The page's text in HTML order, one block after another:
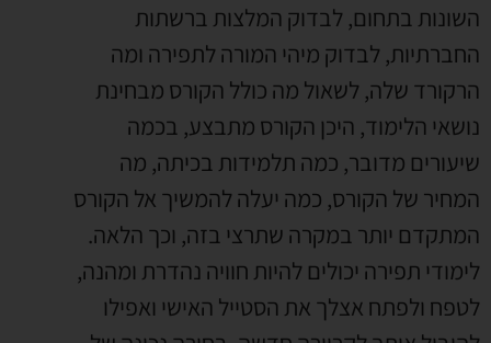
השונות בתחום, לבדוק המלצות ברשתות
החברתיות, לבדוק מיהי המורה לתפירה ומה
הרקורד שלה, לשאול מה כולל הקורס מבחינת
נושאי הלימוד, היכן הקורס מתבצע, בכמה
שיעורים מדובר, כמה תלמידות בכיתה, מה
המחיר של הקורס, כמה יעלה להמשיך אל הקורס
המתקדם יותר במקרה שתרצי בזה, וכך הלאה.
לימודי תפירה יכולים להיות חוויה נהדרת ומהנה,
לטפח ולפתח אצלך את הסטייל האישי ואפילו